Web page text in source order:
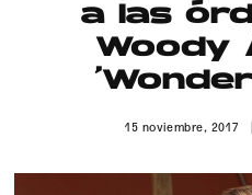
Aviso
a las
Woody
15 noviembre, 2017